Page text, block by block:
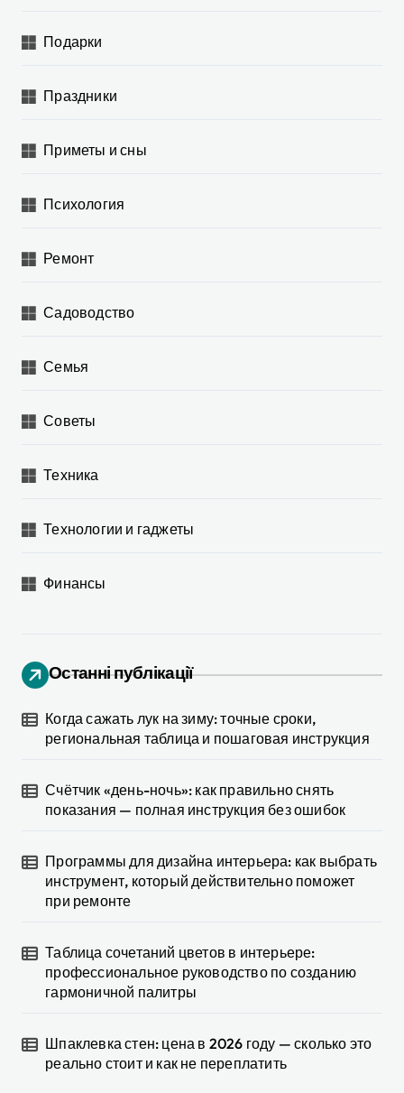
Подарки
Праздники
Приметы и сны
Психология
Ремонт
Садоводство
Семья
Советы
Техника
Технологии и гаджеты
Финансы
Останні публікації
Когда сажать лук на зиму: точные сроки,
региональная таблица и пошаговая инструкция
Счётчик «день-ночь»: как правильно снять
показания — полная инструкция без ошибок
Программы для дизайна интерьера: как выбрать
инструмент, который действительно поможет
при ремонте
Таблица сочетаний цветов в интерьере:
профессиональное руководство по созданию
гармоничной палитры
Шпаклевка стен: цена в 2026 году — сколько это
реально стоит и как не переплатить